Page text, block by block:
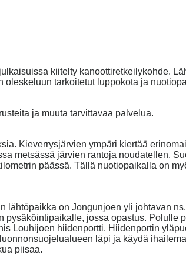
kiitelty kanoottiretkeilykohde.
tarkoitetut luppokota ja
ja muuta tarvittavaa palvelua.
Kieverrysjärvien ympäri kiertää
metsässä järvien rantoja noudatellen.
päässä. Tällä nuotiopaikalla on
lähtöpaikka on Jongunjoen yli johtavan
jossa opastus. Polulle
Louhijoen hiidenportti. Hiidenportin
läpi ja käydä
piisaa.